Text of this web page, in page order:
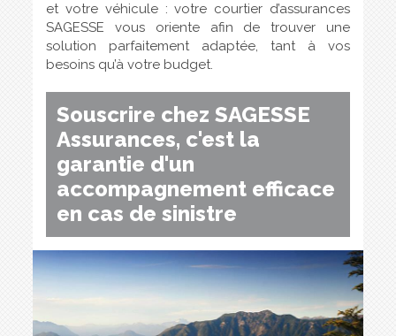
et votre véhicule : votre courtier d’assurances
SAGESSE vous oriente afin de trouver une
solution parfaitement adaptée, tant à vos
besoins qu’à votre budget.
Souscrire chez SAGESSE
Assurances, c'est la
garantie d'un
accompagnement efficace
en cas de sinistre